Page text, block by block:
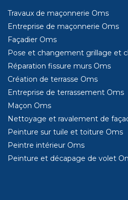
Travaux de maçonnerie Oms
Entreprise de maçonnerie Oms
Façadier Oms
Pose et changement grillage et
Réparation fissure murs Oms
Création de terrasse Oms
Entreprise de terrassement Oms
Maçon Oms
Nettoyage et ravalement de
Peinture sur tuile et toiture Oms
Peintre intérieur Oms
Peinture et décapage de volet